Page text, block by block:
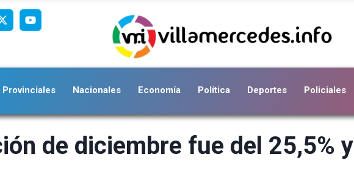
Provinciales Nacionales Economía Política Deportes Policiales
de diciembre fue del 25,5%